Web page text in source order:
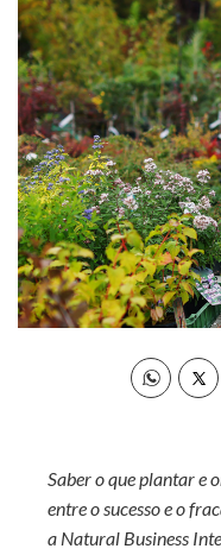
Saber o que plantar e
entre o sucesso e o
a Natural Business